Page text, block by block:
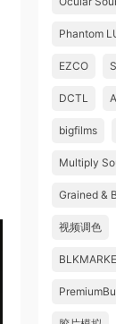
Phantom
EZCO
DCTL
bigfilms
Multiply
Grained &
视频调色